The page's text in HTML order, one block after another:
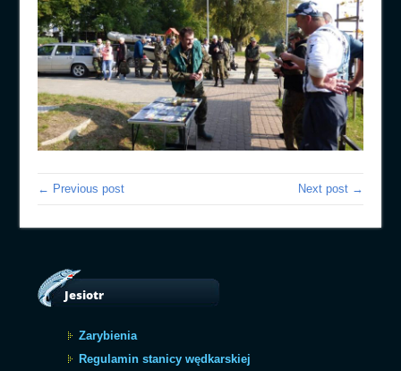
← Previous post Next post →
Jesiotr
Zarybienia
Regulamin stanicy wędkarskiej